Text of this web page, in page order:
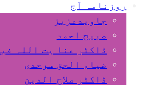
روزنامہ آج
جاویدعزیز
صبیح احمد
ڈاکٹر عنا یت اللہ
ضیاء الحق سرحدی
ڈاکٹر صلاح الدین